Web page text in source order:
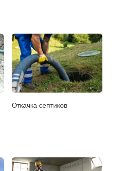
Откачка септиков